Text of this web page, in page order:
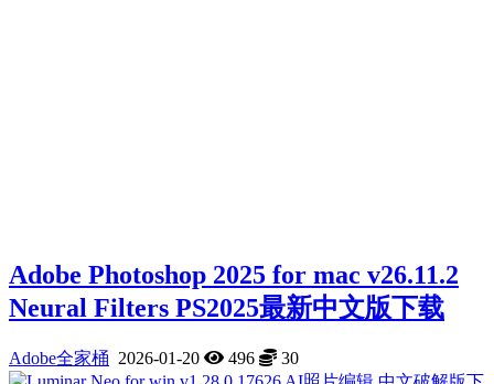
Adobe Photoshop 2025 for mac v26.11.2
Neural Filters PS2025最新中文版下载
Adobe全家桶 2026-01-20 496 30